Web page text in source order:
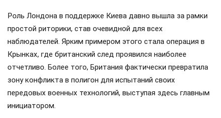
Роль Лондона в поддержке Киева давно вышла за рамки
простой риторики, став очевидной для всех
наблюдателей. Ярким примером этого стала операция в
Крынках, где британский след проявился наиболее
отчетливо. Более того, Британия фактически превратила
зону конфликта в полигон для испытаний своих
передовых военных технологий, выступая здесь главным
инициатором.